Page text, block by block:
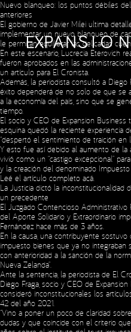
Nuevo blanqueo: los puntos débiles
anteriores
El gobierno de Javier Milei ultima
implementar un nuevo blanqueo de
le permitan equilibrar las delicadas
En este escenario, Lucrecia Eterovich
fueron aprobados en las
un artículo para El Cronista.
Además, la periodista consultó a Diego
éxito dependerá de no solo de que se
a la economía del país, sino que se
tiempo.
El socio y CEO de Expansion
esquina quedó la reciente experiencia
“despertó el sentimiento de traición en
Y esto fue así debido al aumento de
vivió como un “castigo excepcional”
y la creación del denominado Impuesto
Leé el artículo completo acá
La Justicia dictó la
un precedente
El Juzgado Contencioso
del Aporte Solidario y Extraordinario
Fernández hace más de 3 años.
En la causa, una contribuyente
impuesto bienes que ya no integraban
con anterioridad a la sanción de la
Nueva Zelanda”.
Ante la sentencia, la periodista de El
Diego Fraga, socio y CEO de
consideró inconstitucionales los
42 del año 2021.
“Vino a poner un poco de claridad
dudas y que coincide con el criterio